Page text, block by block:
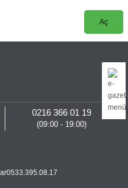
Aç
0216 366 01 19
(09:00 - 19:00)